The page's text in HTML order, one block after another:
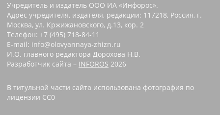
Учредитель и издатель ООО ИА «Инфорос».
Адрес учредителя, издателя, редакции: 117218, Россия, г.
Москва, ул. Кржижановского, д.13, кор. 2
Телефон: +7 (495) 718-84-11
E-mail: info@olovyannaya-zhizn.ru
И.О. главного редактора Дорохова Н.В.
Разработчик сайта – INFOROS 2026
В титульной части сайта использована фотография по
лицензии CC0 ‌